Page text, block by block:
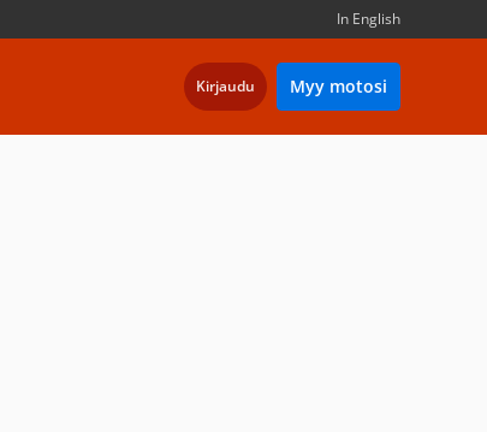
In English
Kirjaudu Myy motosi